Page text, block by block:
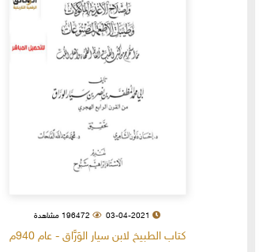
03-04-2021 196472 مشاهدة
كتاب الطبيخ لابن سيار الوَرَّاق - عام 940م